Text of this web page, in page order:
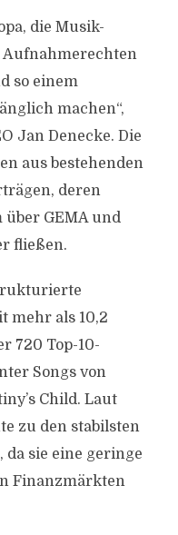
die Musik-
Aufnahmerechten
so einem
machen“,
Jan Denecke. Die
aus bestehenden
deren
GEMA und
fließen.
mehr als 10,2
720 Top-10-
Songs von
Child. Laut
zu den stabilsten
da sie eine geringe
Finanzmärkten